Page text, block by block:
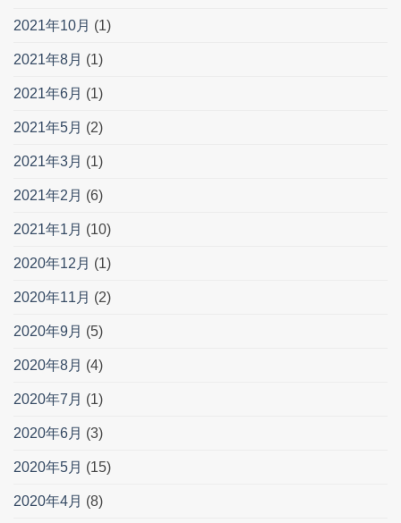
2021年10月 (1)
2021年8月 (1)
2021年6月 (1)
2021年5月 (2)
2021年3月 (1)
2021年2月 (6)
2021年1月 (10)
2020年12月 (1)
2020年11月 (2)
2020年9月 (5)
2020年8月 (4)
2020年7月 (1)
2020年6月 (3)
2020年5月 (15)
2020年4月 (8)